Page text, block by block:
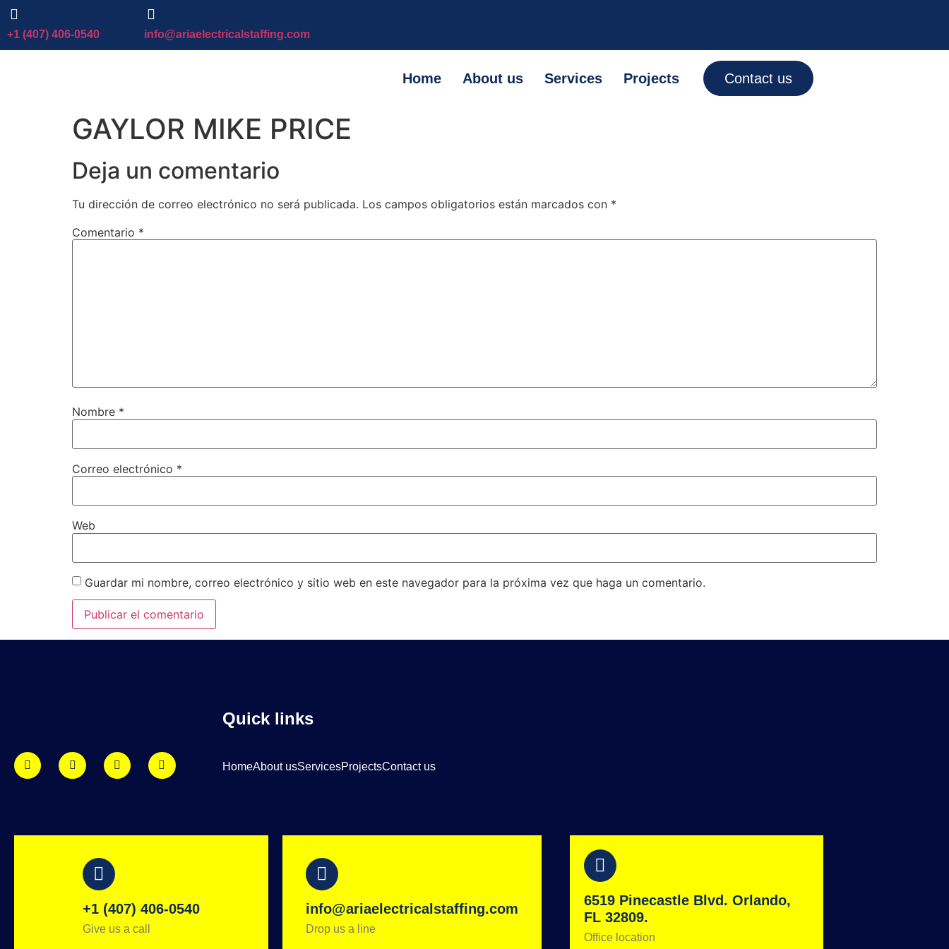
+1 (407) 406-0540 info@ariaelectricalstaffing.com
Home About us Services Projects Contact us
GAYLOR MIKE PRICE
Deja un comentario
Tu dirección de correo electrónico no será publicada. Los campos obligatorios están marcados con *
Comentario *
Nombre *
Correo electrónico *
Web
Guardar mi nombre, correo electrónico y sitio web en este navegador para la próxima vez que haga un comentario.
Quick links
HomeAbout usServicesProjectsContact us
+1 (407) 406-0540
Give us a call
info@ariaelectricalstaffing.com
Drop us a line
6519 Pinecastle Blvd. Orlando,
FL 32809.
Office location